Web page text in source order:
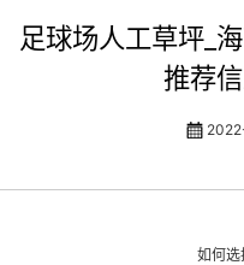
足球场人工草坪_
推荐
如何选